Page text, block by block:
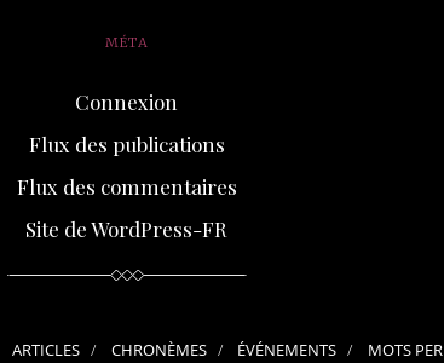
MÉTA
Connexion
Flux des publications
Flux des commentaires
Site de WordPress-FR
ARTICLES CHRONÈMES ÉVÉNEMENTS MOTS